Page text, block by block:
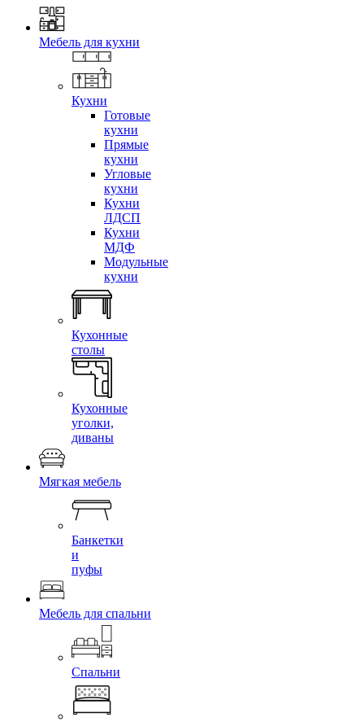
Мебель для кухни
Кухни
Готовые
кухни
Прямые
кухни
Угловые
кухни
Кухни
ЛДСП
Кухни
МДФ
Модульные
кухни
Кухонные
столы
Кухонные
уголки,
диваны
Мягкая мебель
Банкетки
и
пуфы
Мебель для спальни
Спальни